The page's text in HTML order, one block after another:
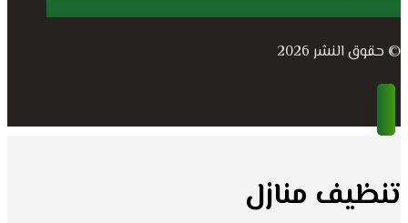
© حقوق النشر 2026
تنظيف منازل